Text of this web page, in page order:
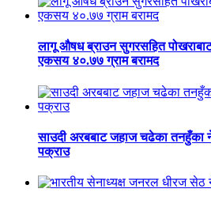
लागू औषध ब्राउन सुगरसहित
एकसय ४०.७७ ग्राम बरामद
साउदी अरबबाट जहाज चढेका तनहुँका
पक्राउ